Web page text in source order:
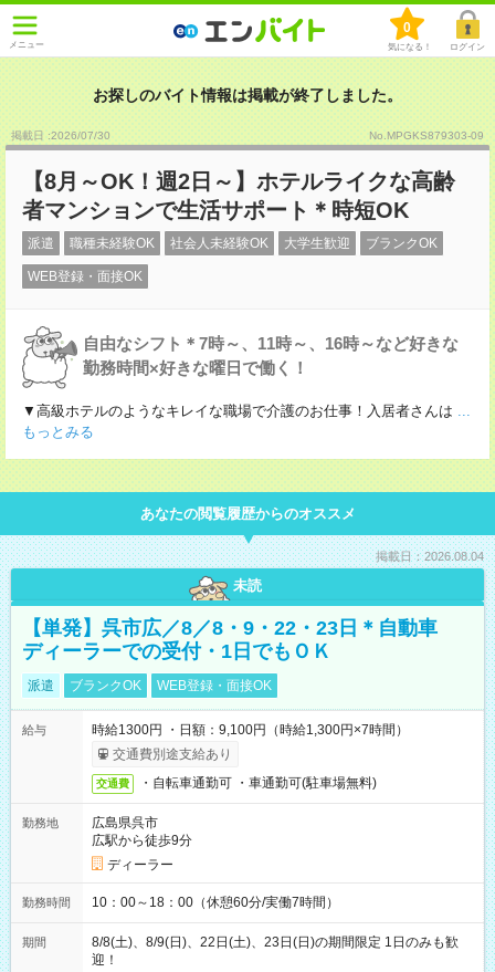
メニュー
0
気になる！ ログイン
お探しのバイト情報は掲載が終了しました。
掲載日 :2026/07/30 No.MPGKS879303-09
【8月～OK！週2日～】ホテルライクな高齢
者マンションで生活サポート＊時短OK
派遣 職種未経験OK 社会人未経験OK 大学生歓迎 ブランクOK
WEB登録・面接OK
自由なシフト＊7時～、11時～、16時～など好きな
勤務時間×好きな曜日で働く！
▼高級ホテルのようなキレイな職場で介護のお仕事！入居者さんは ...
もっとみる
あなたの閲覧履歴からのオススメ
掲載日：2026.08.04
未読
【単発】呉市広／8／8・9・22・23日＊自動車
ディーラーでの受付・1日でもＯＫ
派遣 ブランクOK WEB登録・面接OK
給与
時給1300円 ・日額：9,100円（時給1,300円×7時間）
交通費別途支給あり
交通費 ・自転車通勤可 ・車通勤可(駐車場無料)
勤務地
広島県呉市
広駅から徒歩9分
ディーラー
勤務時間 10：00～18：00（休憩60分/実働7時間）
期間
8/8(土)、8/9(日)、22日(土)、23日(日)の期間限定 1日のみも歓
迎！